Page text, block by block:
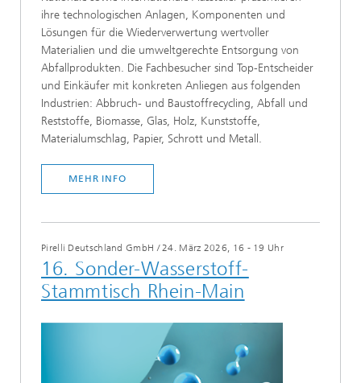
ihre technologischen Anlagen, Komponenten und
Lösungen für die Wiederverwertung wertvoller
Materialien und die umweltgerechte Entsorgung von
Abfallprodukten. Die Fachbesucher sind Top-Entscheider
und Einkäufer mit konkreten Anliegen aus folgenden
Industrien: Abbruch- und Baustoffrecycling, Abfall und
Reststoffe, Biomasse, Glas, Holz, Kunststoffe,
Materialumschlag, Papier, Schrott und Metall.
MEHR INFO
Pirelli Deutschland GmbH / 24. März 2026, 16 - 19 Uhr
16. Sonder-Wasserstoff-
Stammtisch Rhein-Main